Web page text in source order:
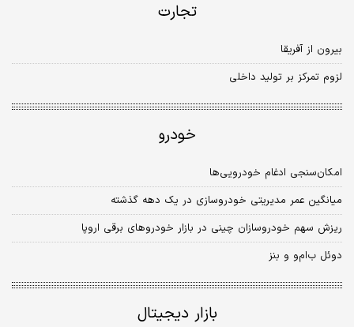
تجارت
بیرون از آفریقا
لزوم تمرکز بر تولید داخلی
خودرو
امکان‌سنجی ادغام خودرویی‌ها
میانگین عمر مدیریتی خودروسازی در یک دهه گذشته
ریزش سهم خودروسازان چینی در بازار خودروهای برقی اروپا
دوئل ب‌‌‌ام‌‌‌و و بنز
بازار دیجیتال